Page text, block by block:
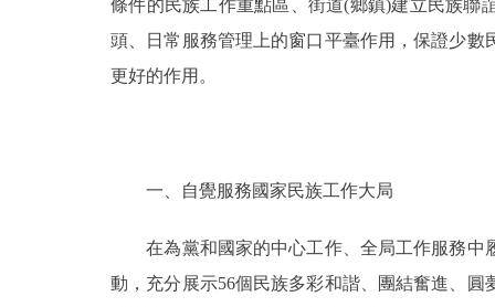
條件的民族工作重點區、街道(鄉鎮)建立民族聯
頭、日常服務管理上的窗口平臺作用，保證少
更好的作用。
一、自覺服務國家民族工作大局
在為黨和國家的中心工作、全局工作服務中
動，充分展示56個民族多彩和諧、團結奮進、